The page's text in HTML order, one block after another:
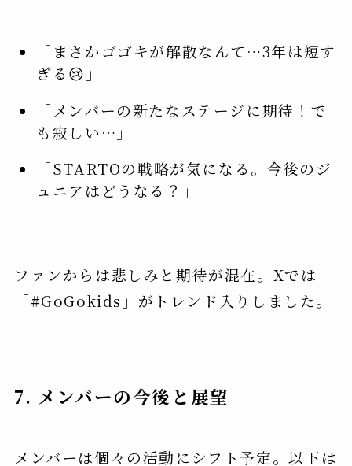
「まさかゴゴキが解散なんて…3年は短す
ぎる😢」
「メンバーの新たなステージに期待！で
も寂しい…」
「STARTOの戦略が気になる。今後のジ
ュニアはどうなる？」
ファンからは悲しみと期待が混在。Xでは
「#GoGokids」がトレンド入りしました。
7. メンバーの今後と展望
メンバーは個々の活動にシフト予定。以下は